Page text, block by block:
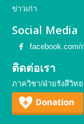
ข่าวเก่า
Social Media
facebook.com/
ติดต่อเรา
ภาควิชา/ฝ่ายรังสีวิท